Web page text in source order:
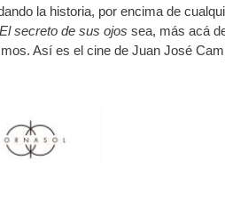
la historia, por encima de
El secreto de sus ojos sea, más acá
Así es el cine de Juan José